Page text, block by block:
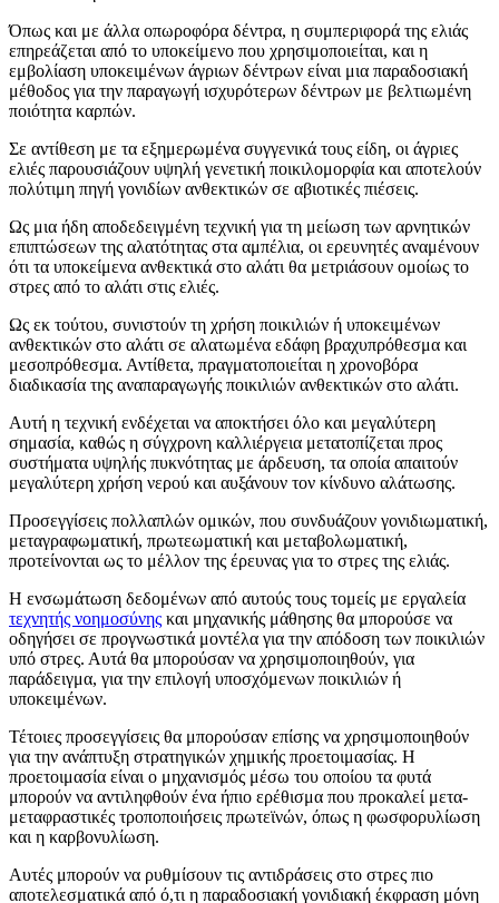
Όπως και με άλλα οπωροφόρα δέντρα, η συμπεριφορά της ελιάς
επηρεάζεται από το υποκείμενο που χρησιμοποιείται, και η
εμβολίαση υποκειμένων άγριων δέντρων είναι μια παραδοσιακή
μέθοδος για την παραγωγή ισχυρότερων δέντρων με βελτιωμένη
ποιότητα καρπών.
Σε αντίθεση με τα εξημερωμένα συγγενικά τους είδη, οι άγριες
ελιές παρουσιάζουν υψηλή γενετική ποικιλομορφία και αποτελούν
πολύτιμη πηγή γονιδίων ανθεκτικών σε αβιοτικές πιέσεις.
Ως μια ήδη αποδεδειγμένη τεχνική για τη μείωση των αρνητικών
επιπτώσεων της αλατότητας στα αμπέλια, οι ερευνητές αναμένουν
ότι τα υποκείμενα ανθεκτικά στο αλάτι θα μετριάσουν ομοίως το
στρες από το αλάτι στις ελιές.
Ως εκ τούτου, συνιστούν τη χρήση ποικιλιών ή υποκειμένων
ανθεκτικών στο αλάτι σε αλατωμένα εδάφη βραχυπρόθεσμα και
μεσοπρόθεσμα. Αντίθετα, πραγματοποιείται η χρονοβόρα
διαδικασία της αναπαραγωγής ποικιλιών ανθεκτικών στο αλάτι.
Αυτή η τεχνική ενδέχεται να αποκτήσει όλο και μεγαλύτερη
σημασία, καθώς η σύγχρονη καλλιέργεια μετατοπίζεται προς
συστήματα υψηλής πυκνότητας με άρδευση, τα οποία απαιτούν
μεγαλύτερη χρήση νερού και αυξάνουν τον κίνδυνο αλάτωσης.
Προσεγγίσεις πολλαπλών ομικών, που συνδυάζουν γονιδιωματική,
μεταγραφωματική, πρωτεωματική και μεταβολωματική,
προτείνονται ως το μέλλον της έρευνας για το στρες της ελιάς.
Η ενσωμάτωση δεδομένων από αυτούς τους τομείς με εργαλεία
τεχνητής νοημοσύνης και μηχανικής μάθησης θα μπορούσε να
οδηγήσει σε προγνωστικά μοντέλα για την απόδοση των ποικιλιών
υπό στρες. Αυτά θα μπορούσαν να χρησιμοποιηθούν, για
παράδειγμα, για την επιλογή υποσχόμενων ποικιλιών ή
υποκειμένων.
Τέτοιες προσεγγίσεις θα μπορούσαν επίσης να χρησιμοποιηθούν
για την ανάπτυξη στρατηγικών χημικής προετοιμασίας. Η
προετοιμασία είναι ο μηχανισμός μέσω του οποίου τα φυτά
μπορούν να αντιληφθούν ένα ήπιο ερέθισμα που προκαλεί μετα-
μεταφραστικές τροποποιήσεις πρωτεϊνών, όπως η φωσφορυλίωση
και η καρβονυλίωση.
Αυτές μπορούν να ρυθμίσουν τις αντιδράσεις στο στρες πιο
αποτελεσματικά από ό,τι η παραδοσιακή γονιδιακή έκφραση μόνη